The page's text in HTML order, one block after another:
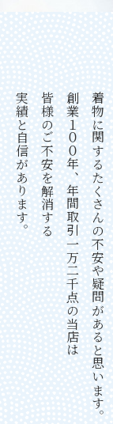
着物に関するたくさんの不安や疑問があると思います。
創業１００年、年間取引一万二千点の当店は
皆様のご不安を解消する
実績と自信があります。